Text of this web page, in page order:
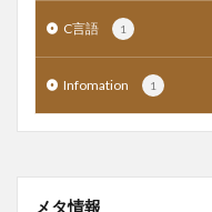
C言語 1
Infomation 1
メタ情報